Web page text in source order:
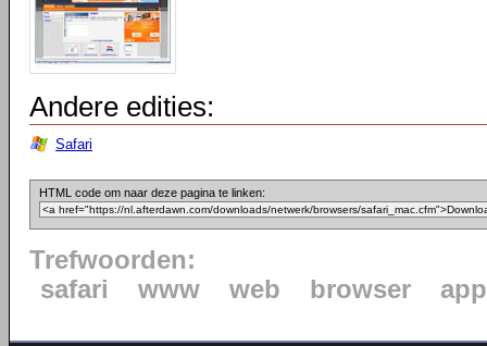
Andere edities:
Safari
HTML code om naar deze pagina te linken:
Trefwoorden:
safari
www web browser